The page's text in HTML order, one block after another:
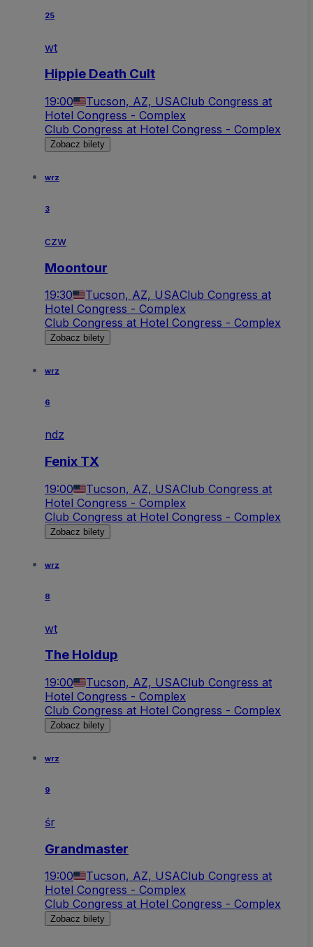
25
wt
Hippie Death Cult
19:00 Tucson, AZ, USAClub Congress at
Hotel Congress - Complex
Club Congress at Hotel Congress - Complex
Zobacz bilety
wrz
3
czw
Moontour
19:30 Tucson, AZ, USAClub Congress at
Hotel Congress - Complex
Club Congress at Hotel Congress - Complex
Zobacz bilety
wrz
6
ndz
Fenix TX
19:00 Tucson, AZ, USAClub Congress at
Hotel Congress - Complex
Club Congress at Hotel Congress - Complex
Zobacz bilety
wrz
8
wt
The Holdup
19:00 Tucson, AZ, USAClub Congress at
Hotel Congress - Complex
Club Congress at Hotel Congress - Complex
Zobacz bilety
wrz
9
śr
Grandmaster
19:00 Tucson, AZ, USAClub Congress at
Hotel Congress - Complex
Club Congress at Hotel Congress - Complex
Zobacz bilety